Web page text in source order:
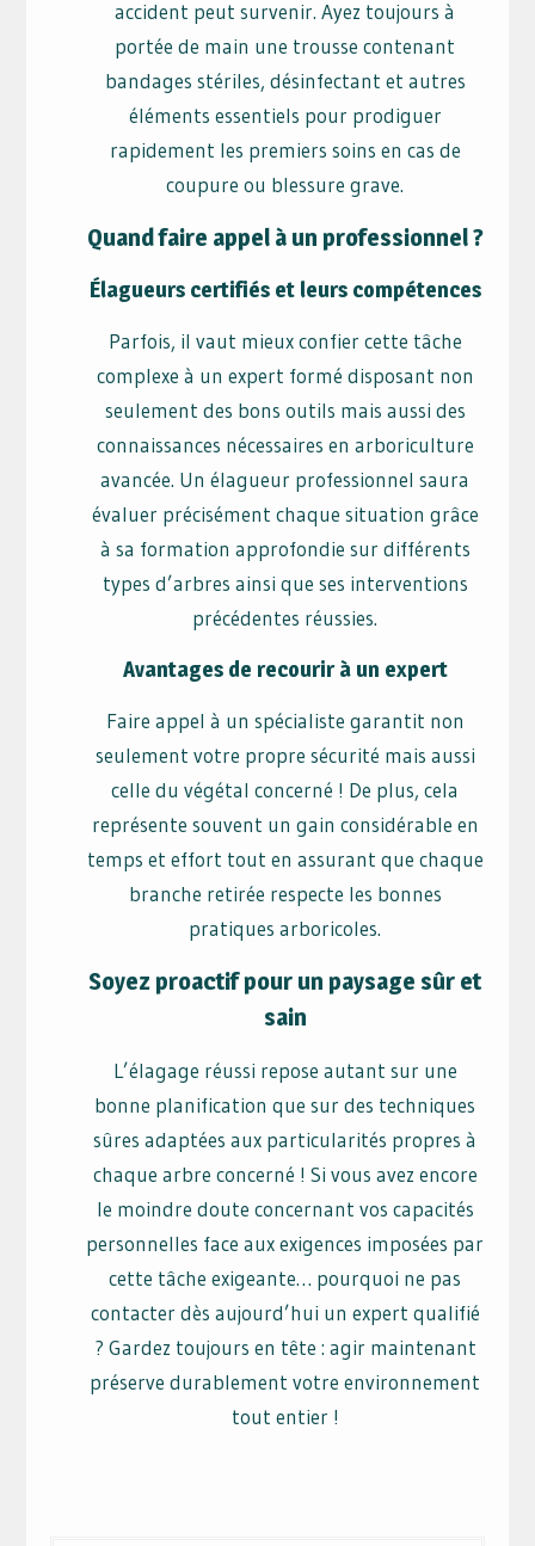
accident peut survenir. Ayez toujours à
portée de main une trousse contenant
bandages stériles, désinfectant et autres
éléments essentiels pour prodiguer
rapidement les premiers soins en cas de
coupure ou blessure grave.
Quand faire appel à un professionnel ?
Élagueurs certifiés et leurs compétences
Parfois, il vaut mieux confier cette tâche
complexe à un expert formé disposant non
seulement des bons outils mais aussi des
connaissances nécessaires en arboriculture
avancée. Un élagueur professionnel saura
évaluer précisément chaque situation grâce
à sa formation approfondie sur différents
types d’arbres ainsi que ses interventions
précédentes réussies.
Avantages de recourir à un expert
Faire appel à un spécialiste garantit non
seulement votre propre sécurité mais aussi
celle du végétal concerné ! De plus, cela
représente souvent un gain considérable en
temps et effort tout en assurant que chaque
branche retirée respecte les bonnes
pratiques arboricoles.
Soyez proactif pour un paysage sûr et
sain
L’élagage réussi repose autant sur une
bonne planification que sur des techniques
sûres adaptées aux particularités propres à
chaque arbre concerné ! Si vous avez encore
le moindre doute concernant vos capacités
personnelles face aux exigences imposées par
cette tâche exigeante… pourquoi ne pas
contacter dès aujourd’hui un expert qualifié
? Gardez toujours en tête : agir maintenant
préserve durablement votre environnement
tout entier !